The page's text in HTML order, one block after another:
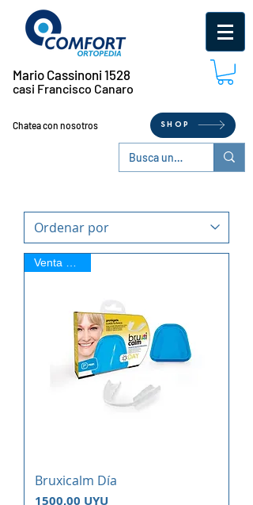
Mario Cassinoni 1528
casi Francisco Canaro
Chatea con nosotros SHOP
Bruxicalm Día
Precio
1500,00 UYU